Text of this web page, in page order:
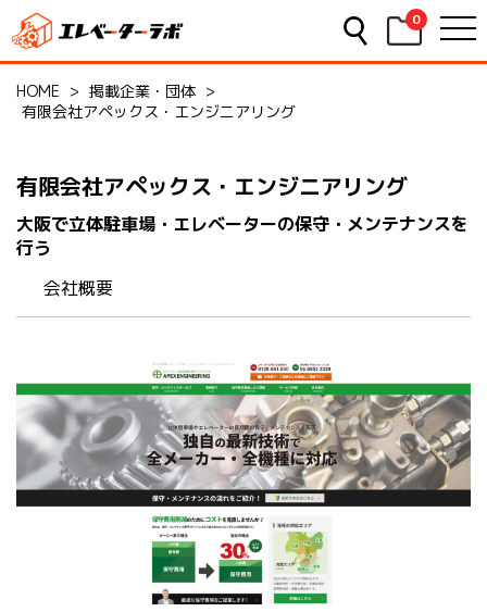
0
HOME > 掲載企業・団体 >
有限会社アペックス・エンジニアリング
有限会社アペックス・エンジニアリング
大阪で立体駐車場・エレベーターの保守・メンテナンスを
行う
会社概要